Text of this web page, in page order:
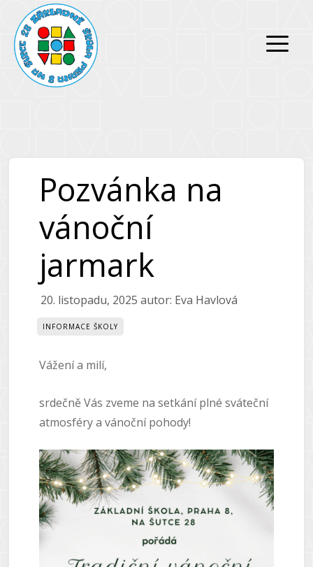
Přeskočit
obsah
Přeskočit
obsah
Pozvánka na
vánoční
jarmark
20. listopadu, 2025 autor: Eva Havlová
INFORMACE ŠKOLY
Vážení a milí,
srdečně Vás zveme na setkání plné sváteční
atmosféry a vánoční pohody!